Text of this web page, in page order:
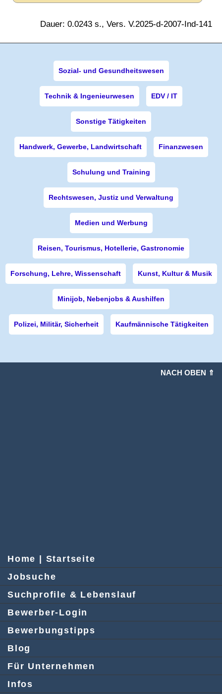
Dauer: 0.0243 s., Vers. V.2025-d-2007-Ind-141
Sozial- und Gesundheitswesen
Technik & Ingenieurwesen EDV / IT
Sonstige Tätigkeiten
Handwerk, Gewerbe, Landwirtschaft Finanzwesen
Schulung und Training
Rechtswesen, Justiz und Verwaltung
Medien und Werbung
Reisen, Tourismus, Hotellerie, Gastronomie
Forschung, Lehre, Wissenschaft Kunst, Kultur & Musik
Minijob, Nebenjobs & Aushilfen
Polizei, Militär, Sicherheit Kaufmännische Tätigkeiten
NACH OBEN ⇑
Home | Startseite
Jobsuche
Suchprofile & Lebenslauf
Bewerber-Login
Bewerbungstipps
Blog
Für Unternehmen
Infos